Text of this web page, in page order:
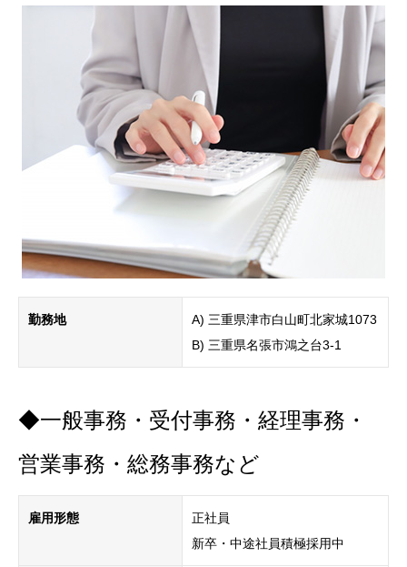
勤務地
A) 三重県津市白山町北家城1073
B) 三重県名張市鴻之台3-1
◆一般事務・受付事務・経理事務・
営業事務・総務事務など
雇用形態
正社員
新卒・中途社員積極採用中